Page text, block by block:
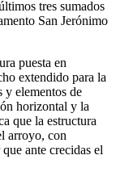
tres sumados
San Jerónimo
puesta en
extendido para la
y elementos de
horizontal y la
que la estructura
arroyo, con
ante crecidas el